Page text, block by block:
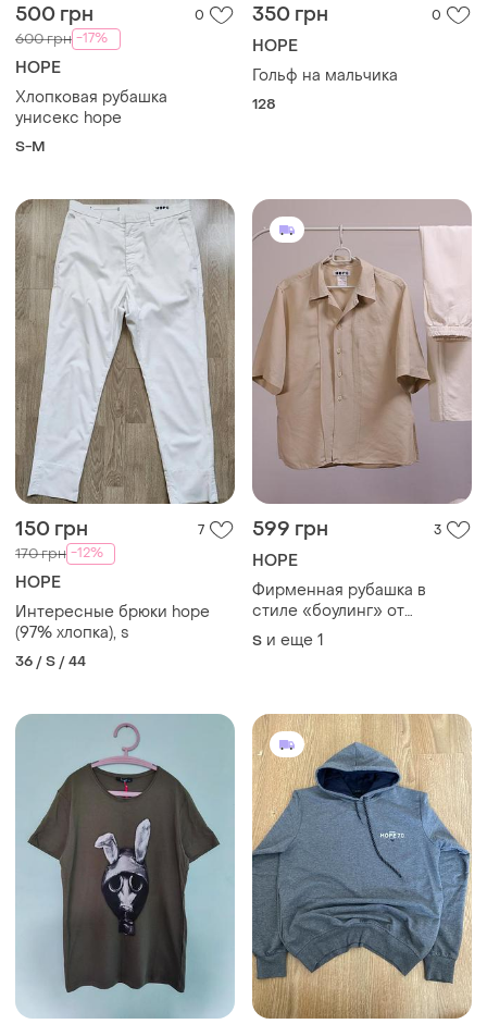
500 грн 0
600 грн -17%
HOPE
Хлопковая рубашка
унисекс hope
S-M
350 грн 0
HOPE
Гольф на мальчика
128
150 грн 7
170 грн -12%
HOPE
Интересные брюки hope
(97% хлопка), s
36 / S / 44
599 грн 3
HOPE
Фирменная рубашка в
стиле «боулинг» от
шведского бренда hope
diner shirt
S и еще 1